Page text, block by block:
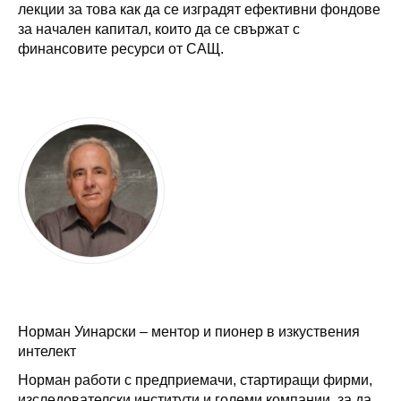
лекции за това как да се изградят ефективни фондове
за начален капитал, които да се свържат с
финансовите ресурси от САЩ.
Норман Уинарски – ментор и пионер в изкуствения
интелект
Норман работи с предприемачи, стартиращи фирми,